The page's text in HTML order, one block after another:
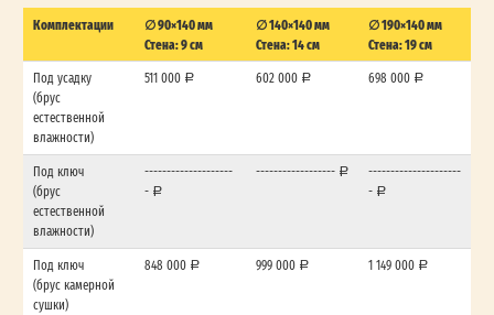
Комплектации
∅ 90×140 мм
Стена: 9 см
∅ 140×140 мм
Стена: 14 см
∅ 190×140 мм
Стена: 19 см
Под усадку
(брус
естественной
влажности)
511 000 602 000 698 000
Под ключ
(брус
естественной
влажности)
--------------------
-
------------------
---------------------
-
Под ключ
(брус камерной
сушки)
848 000 999 000 1 149 000